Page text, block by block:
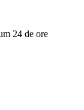
24 de ore